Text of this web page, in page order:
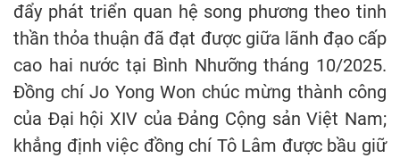
đẩy phát triển quan hệ song phương theo tinh
thần thỏa thuận đã đạt được giữa lãnh đạo cấp
cao hai nước tại Bình Nhưỡng tháng 10/2025.
Đồng chí Jo Yong Won chúc mừng thành công
của Đại hội XIV của Đảng Cộng sản Việt Nam;
khẳng định việc đồng chí Tô Lâm được bầu giữ